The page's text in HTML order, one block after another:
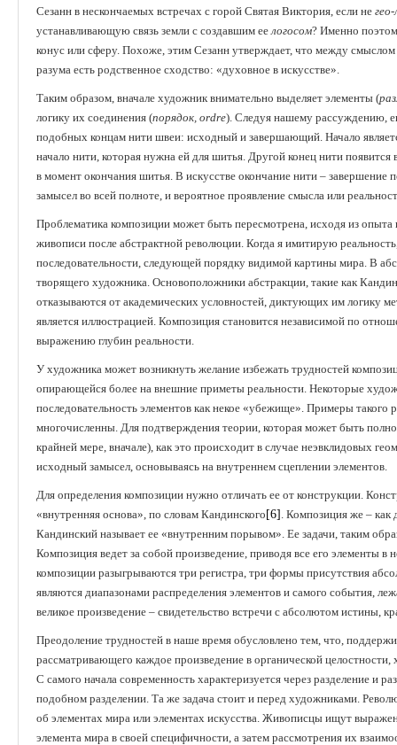
Сезанн в нескончаемых встречах с горой Святая Виктория, если не
устанавливающую связь земли с создавшим еелогосом? Именно
конус или сферу. Похоже, этим Сезанн утверждает, что между смыслом
разума есть родственное сходство: «духовное в искусстве».
Таким образом, вначале художник внимательно выделяет элементы (
логику их соединения (порядок, оrdre). Следуя нашему рассуждению,
подобных концам нити швеи: исходный и завершающий. Начало
начало нити, которая нужна ей для шитья. Другой конец нити
в момент окончания шитья. В искусстве окончание нити – завершение
замысел во всей полноте, и вероятное проявление смысла или
Проблематика композиции может быть пересмотрена, исходя из опыта
живописи после абстрактной революции. Когда я имитирую
последовательности, следующей порядку видимой картины мира. В
творящего художника. Основоположники абстракции, такие как
отказываются от академических условностей, диктующих им логику
является иллюстрацией. Композиция становится независимой по
выражению глубин реальности.
У художника может возникнуть желание избежать трудностей
опирающейся более на внешние приметы реальности. Некоторые
последовательность элементов как некое «убежище». Примеры такого
многочисленны. Для подтверждения теории, которая может быть
крайней мере, вначале), как это происходит в случае неэвклидовых
исходный замысел, основываясь на внутреннем сцеплении элементов.
Для определения композиции нужно отличать ее от конструкции.
«внутренняя основа», по словам Кандинского [6] . Композиция же – как
Кандинский называет ее «внутренним порывом». Ее задачи, таким
Композиция ведет за собой произведение, приводя все его элементы
композиции разыгрываются три регистра, три формы присутствия
являются диапазонами распределения элементов и самого события,
великое произведение – свидетельство встречи с абсолютом истины,
Преодоление трудностей в наше время обусловлено тем, что,
рассматривающего каждое произведение в органической
С самого начала современность характеризуется через разделение и
подобном разделении. Та же задача стоит и перед художниками.
об элементах мира или элементах искусства. Живописцы ищут
элемента мира в своей специфичности, а затем рассмотрения их